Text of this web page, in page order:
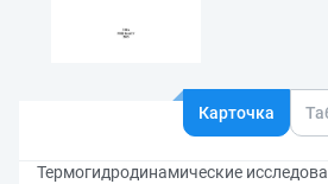
Карточка
Термогидродинамические